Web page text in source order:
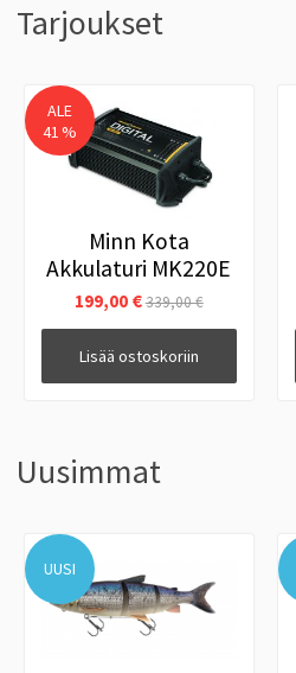
Tarjoukset
ALE
41 %
Minn Kota
Akkulaturi MK220E
199,00 €339,00 €
Lisää ostoskoriin
Uusimmat
UUSI